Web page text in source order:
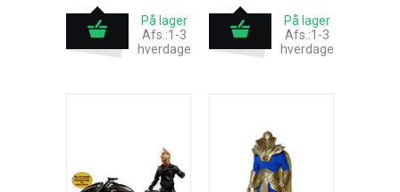
På lager
Afs.:1-3
hverdage
På lager
Afs.:1-3
hverdage